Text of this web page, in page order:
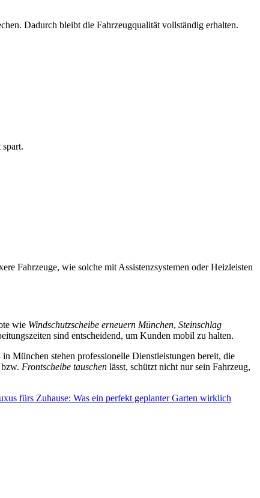
Dadurch bleibt die Fahrzeugqualität vollständig erhalten.
Fahrzeuge, wie solche mit Assistenzsystemen oder Heizleisten
wie Windschutzscheibe erneuern München, Steinschlag
sind entscheidend, um Kunden mobil zu halten.
München stehen professionelle Dienstleistungen bereit, die
bzw. Frontscheibe tauschen lässt, schützt nicht nur sein Fahrzeug,
fürs Zuhause: Was ein perfekt geplanter Garten wirklich